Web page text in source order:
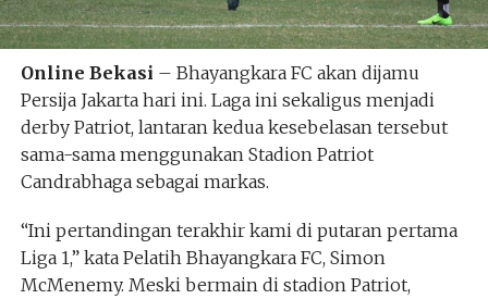
Online Bekasi – Bhayangkara FC akan dijamu
Persija Jakarta hari ini. Laga ini sekaligus menjadi
derby Patriot, lantaran kedua kesebelasan tersebut
sama-sama menggunakan Stadion Patriot
Candrabhaga sebagai markas.
“Ini pertandingan terakhir kami di putaran pertama
Liga 1,” kata Pelatih Bhayangkara FC, Simon
McMenemy. Meski bermain di stadion Patriot,